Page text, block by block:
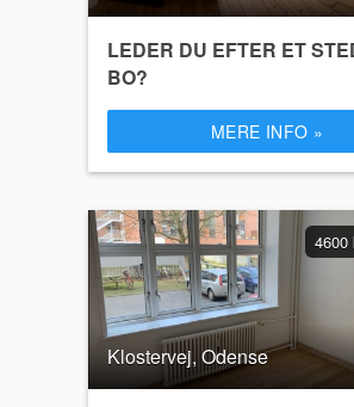
LEDER DU EFTER ET
BO?
MERE INFO »
4600
Klostervej, Odense